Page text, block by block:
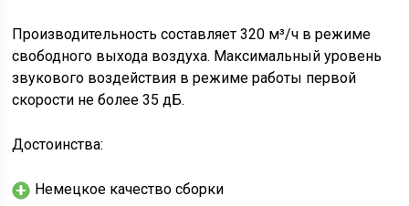
Производительность составляет 320 м³/ч в режиме
свободного выхода воздуха. Максимальный уровень
звукового воздействия в режиме работы первой
скорости не более 35 дБ.
Достоинства:
Немецкое качество сборки